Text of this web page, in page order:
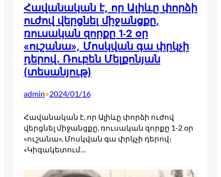
Հավանական է, որ Ալիևը փորձի
ուժով վերցնել միջանցքը,
ռուսական զորքը 1-2 օր
«ուշանա», Մոսկվան գա փրկչի
դերով․ Ռուբեն Մելքոնյան
(տեսանյութ)
admin•2024/01/16
Հավանական է, որ Ալիևը փորձի ուժով
վերցնել միջանցքը, ռուսական զորքը 1-2 օր
«ուշանա», Մոսկվան գա փրկչի դերով։
«Կիզակետում…